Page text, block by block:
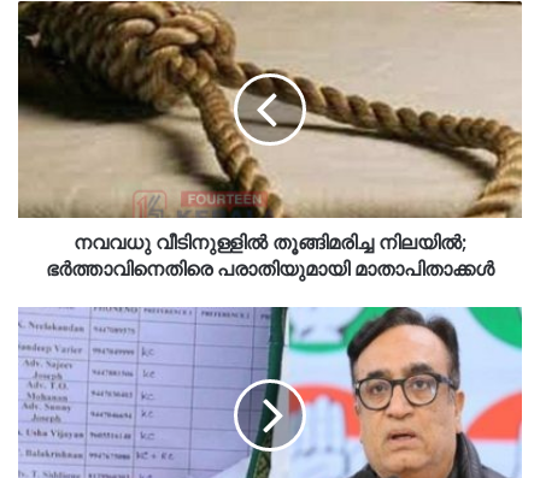
നവവധു വീടിനുള്ളിൽ തൂങ്ങിമരിച്ച നിലയിൽ;
ഭർത്താവിനെതിരെ പരാതിയുമായി മാതാപിതാക്കൾ